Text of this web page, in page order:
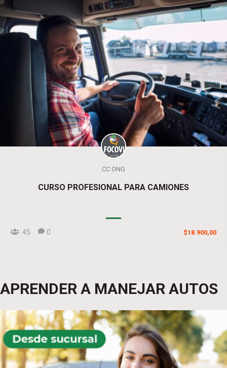
CC ONG
CURSO PROFESIONAL PARA CAMIONES
45 0 $18.900,00
APRENDER A MANEJAR AUTOS